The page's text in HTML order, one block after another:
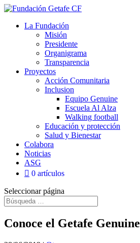
La Fundación
Misión
Presidente
Organigrama
Transparencia
Proyectos
Acción Comunitaria
Inclusion
Equipo Genuine
Escuela Al Alza
Walking football
Educación y protección
Salud y Bienestar
Colabora
Noticias
ASG
0 artículos
Seleccionar página
Conoce el Getafe Genuine